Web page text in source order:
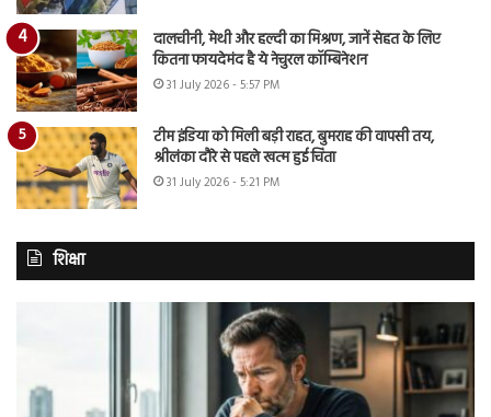
दालचीनी, मेथी और हल्दी का मिश्रण, जानें सेहत के लिए
कितना फायदेमंद है ये नेचुरल कॉम्बिनेशन
31 July 2026 - 5:57 PM
टीम इंडिया को मिली बड़ी राहत, बुमराह की वापसी तय,
श्रीलंका दौरे से पहले खत्म हुई चिंता
31 July 2026 - 5:21 PM
शिक्षा